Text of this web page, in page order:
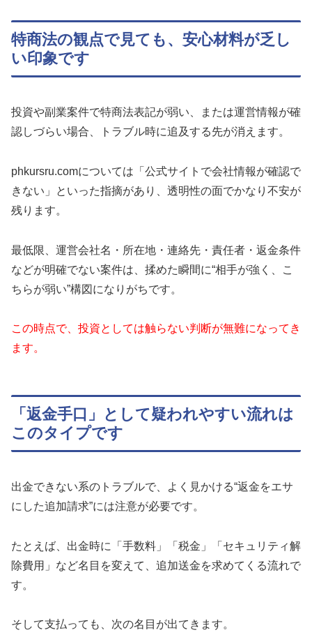
特商法の観点で見ても、安心材料が乏し
い印象です
投資や副業案件で特商法表記が弱い、または運営情報が確
認しづらい場合、トラブル時に追及する先が消えます。
phkursru.comについては「公式サイトで会社情報が確認で
きない」といった指摘があり、透明性の面でかなり不安が
残ります。
最低限、運営会社名・所在地・連絡先・責任者・返金条件
などが明確でない案件は、揉めた瞬間に“相手が強く、こ
ちらが弱い”構図になりがちです。
この時点で、投資としては触らない判断が無難になってき
ます。
「返金手口」として疑われやすい流れは
このタイプです
出金できない系のトラブルで、よく見かける“返金をエサ
にした追加請求”には注意が必要です。
たとえば、出金時に「手数料」「税金」「セキュリティ解
除費用」など名目を変えて、追加送金を求めてくる流れで
す。
そして支払っても、次の名目が出てきます。